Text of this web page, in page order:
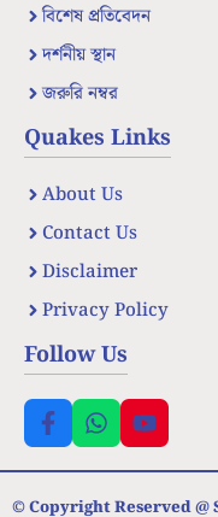
বিশেষ প্রতিবেদন
দর্শনীয় স্থান
জরুরি নম্বর
Quakes Links
About Us
Contact Us
Disclaimer
Privacy Policy
Follow Us
© Copyright Reserved @